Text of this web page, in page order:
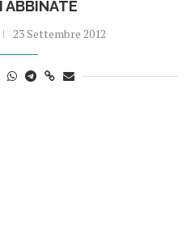
ABBINATE
23 Settembre 2012